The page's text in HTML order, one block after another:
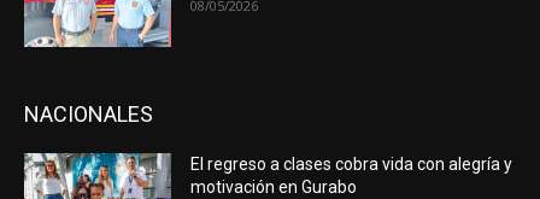
08/05/2026
NACIONALES
El regreso a clases cobra vida con alegría y
motivación en Gurabo